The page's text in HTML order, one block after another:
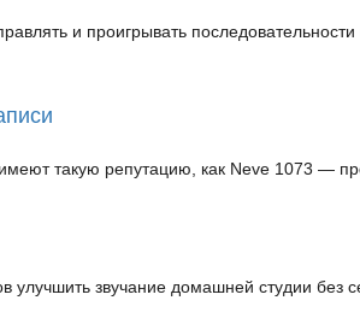
и проигрывать
такую репутацию, как Neve 1073 —
звучание домашней студии без